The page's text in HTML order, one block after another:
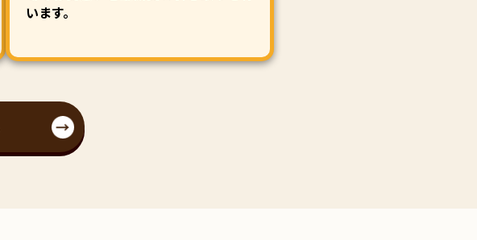
います。